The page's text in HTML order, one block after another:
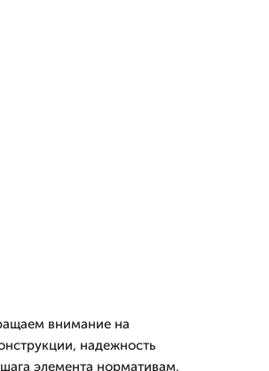
внимание на
надежность
элемента нормативам,